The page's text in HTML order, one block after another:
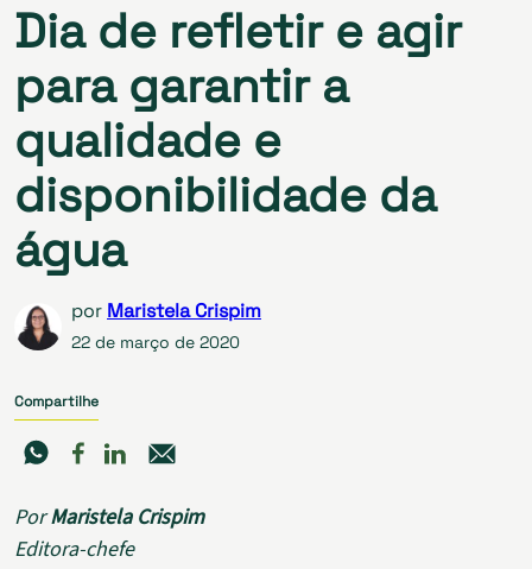
Dia de refletir e agir
para garantir a
qualidade e
disponibilidade da
água
por Maristela Crispim
22 de março de 2020
Compartilhe
PorMaristela Crispim
Editora-chefe